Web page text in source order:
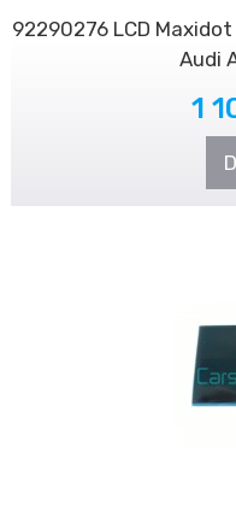
92290276 LCD
Audi
1